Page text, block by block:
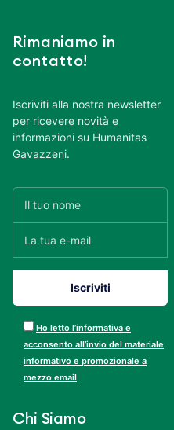
Rimaniamo in
contatto!
Iscriviti alla nostra newsletter
per ricevere novità e
informazioni su Humanitas
Gavazzeni.
Ho letto l’informativa e
acconsento all’invio del materiale
informativo e promozionale a
mezzo email
Chi Siamo